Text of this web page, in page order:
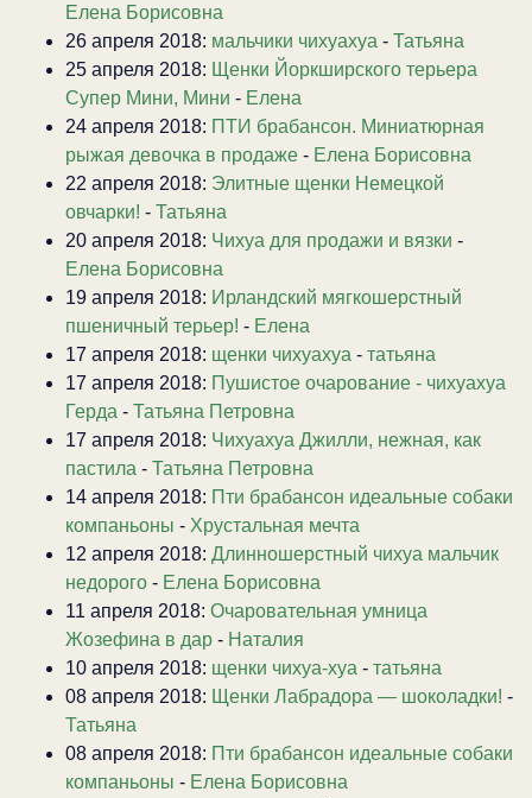
Елена Борисовна
26 апреля 2018: мальчики чихуахуа - Татьяна
25 апреля 2018: Щенки Йоркширского терьера
Супер Мини, Мини - Елена
24 апреля 2018: ПТИ брабансон. Миниатюрная
рыжая девочка в продаже - Елена Борисовна
22 апреля 2018: Элитные щенки Немецкой
овчарки! - Татьяна
20 апреля 2018: Чихуа для продажи и вязки -
Елена Борисовна
19 апреля 2018: Ирландский мягкошерстный
пшеничный терьер! - Елена
17 апреля 2018: щенки чихуахуа - татьяна
17 апреля 2018: Пушистое очарование - чихуахуа
Герда - Татьяна Петровна
17 апреля 2018: Чихуахуа Джилли, нежная, как
пастила - Татьяна Петровна
14 апреля 2018: Пти брабансон идеальные собаки
компаньоны - Хрустальная мечта
12 апреля 2018: Длинношерстный чихуа мальчик
недорого - Елена Борисовна
11 апреля 2018: Очаровательная умница
Жозефина в дар - Наталия
10 апреля 2018: щенки чихуа-хуа - татьяна
08 апреля 2018: Щенки Лабрадора — шоколадки! -
Татьяна
08 апреля 2018: Пти брабансон идеальные собаки
компаньоны - Елена Борисовна